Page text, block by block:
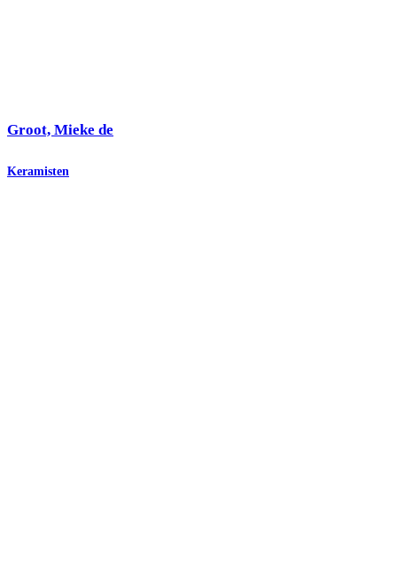
Groot, Mieke de
Keramisten